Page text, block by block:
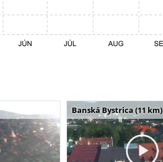
Banská Bystrica (11 km)